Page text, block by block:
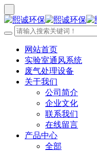
网站首页
实验室通风系统
废气处理设备
关于我们
公司简介
企业文化
联系我们
在线留言
产品中心
全部